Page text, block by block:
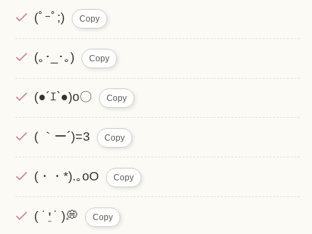
(ﾟｰﾟ;) Copy
(｡･_･｡) Copy
(●´ｴ`●)o〇 Copy
( ｀ー´)=3 Copy
(・・*).｡oO Copy
( ˙⍘˙ )💭 Copy